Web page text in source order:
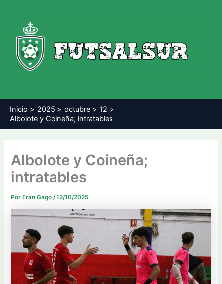
contenido
Inicio 2025 octubre
12
Albolote y Coineña; intratables
Albolote y Coineña;
intratables
PorFran Gago /12/10/2025